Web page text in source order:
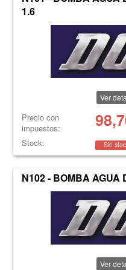
1.6
Ver
Precio con
impuestos:
Stock: Sin
N102 - BOMBA AGUA
Ver